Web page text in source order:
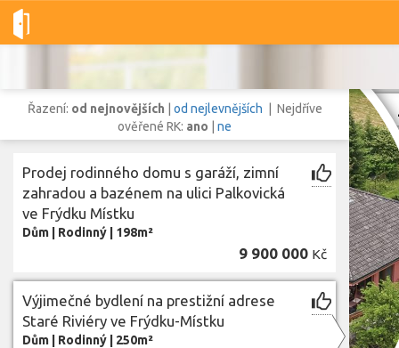
Dobré-nemovitosti.cz obec Frýdek-Místek, okres Frýdek-
Vše Byty Domy Pozemky
okres Frýdek-Místek, Moravskoslezský kraj
Cena
Řazení: od nejnovějších od nejlevnějších | Nejdříve
ověřené RK: ano ne
Prodej rodinného domu s garáží, zimní
zahradou a bazénem na ulici Palkovická
ve Frýdku Místku
Dům Rodinný 198m²
9 900 000 Kč
Výjimečné bydlení na prestižní adrese
Staré Riviéry ve Frýdku-Místku
Dům Rodinný 250m²